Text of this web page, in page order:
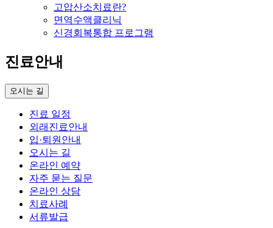
고압산소치료란?
면역수액클리닉
신경회복통합 프로그램
진료안내
오시는 길
진료 일정
외래진료안내
입·퇴원안내
오시는 길
온라인 예약
자주 묻는 질문
온라인 상담
치료사례
서류발급